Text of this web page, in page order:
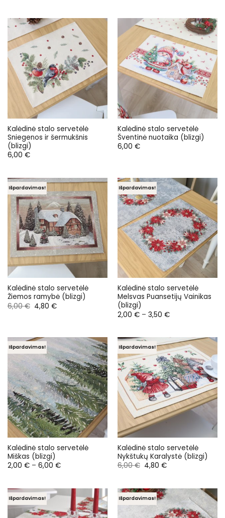
Kalėdinė stalo servetėlė
Sniegenos ir šermukšnis
(blizgi)
6,00 €
Kalėdinė stalo servetėlė
Šventinė nuotaika (blizgi)
6,00 €
Išpardavimas!
Kalėdinė stalo servetėlė
Žiemos ramybė (blizgi)
6,00€ Original
price
4,80 €Current
Išpardavimas!
Kalėdinė stalo servetėlė
Melsvas Puansetijų Vainikas
(blizgi)
2,00 € – 3,50 €Price
3,50 €
Išpardavimas!
Kalėdinė stalo servetėlė
Miškas (blizgi)
2,00 € – 6,00 €Price
6,00 €
Išpardavimas!
Kalėdinė stalo servetėlė
Nykštukų Karalystė (blizgi)
6,00€ Original
price
4,80 €Current
Išpardavimas! Išpardavimas!